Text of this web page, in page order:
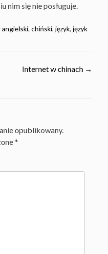
nim się nie posługuje.
angielski, chiński, język, język
Internet w chinach →
opublikowany.
*